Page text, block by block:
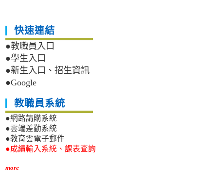
快速連結
●教職員入口
●學生入口
●新生入口、招生資訊
●Google
教職員系統
●網路請購系統
●雲端差勤系統
●教育雲電子郵件
●成績輸入系統、課表查詢
more